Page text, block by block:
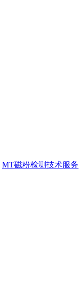
MT磁粉检测技术服务